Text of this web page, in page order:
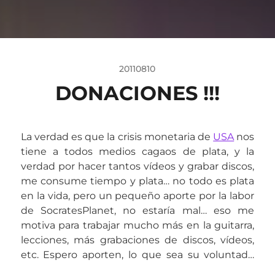
20110810
DONACIONES !!!
La verdad es que la crisis monetaria de USAnos
tiene a todos medios cagaos de plata, y la
verdad por hacer tantos vídeos y grabar discos,
me consume tiempo y plata… no todo es plata
en la vida, pero un pequeño aporte por la labor
de SocratesPlanet, no estaría mal… eso me
motiva para trabajar mucho más en la guitarra,
lecciones, más grabaciones de discos, vídeos,
etc. Espero aporten, lo que sea su voluntad…